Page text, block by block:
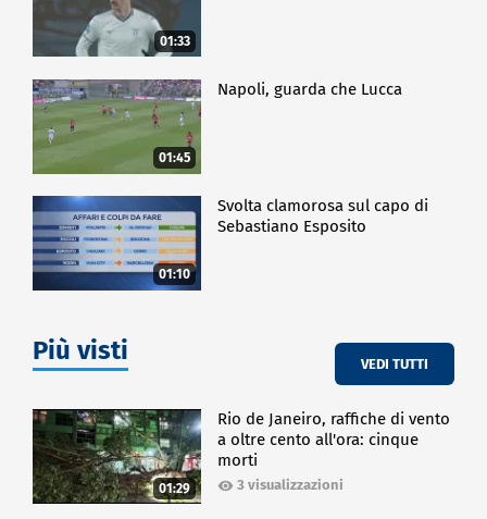
01:33
01:45
Napoli, guarda che Lucca
01:10
Svolta clamorosa sul capo di
Sebastiano Esposito
Più visti VEDI TUTTI
01:29
Rio de Janeiro, raffiche di vento
a oltre cento all'ora: cinque
morti
3 visualizzazioni